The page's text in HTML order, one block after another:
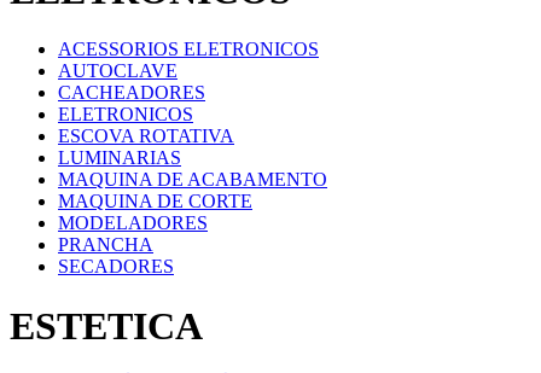
ACESSORIOS ELETRONICOS
AUTOCLAVE
CACHEADORES
ELETRONICOS
ESCOVA ROTATIVA
LUMINARIAS
MAQUINA DE ACABAMENTO
MAQUINA DE CORTE
MODELADORES
PRANCHA
SECADORES
ESTETICA